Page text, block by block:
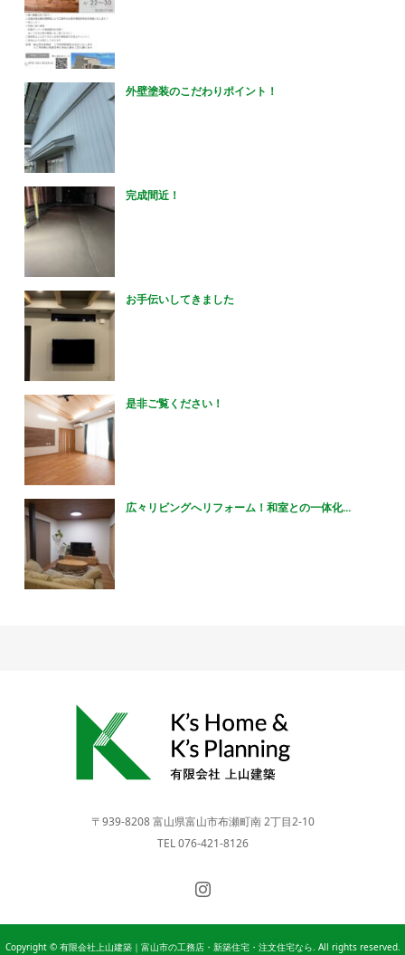
外壁塗装のこだわりポイント！
完成間近！
お手伝いしてきました
是非ご覧ください！
広々リビングへリフォーム！和室との一体化...
〒939-8208 富山県富山市布瀬町南 2丁目2-10
TEL 076-421-8126
Copyright © 有限会社上山建築｜富山市の工務店・新築住宅・注文住宅なら. All rights reserved.